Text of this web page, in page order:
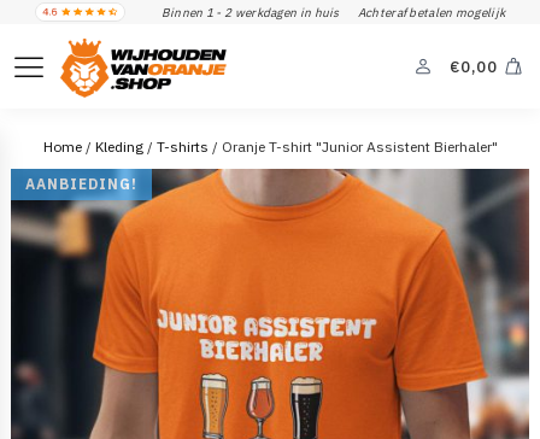
Binnen 1 - 2 werkdagen in huis Achteraf betalen mogelijk
€0,00
Home/ Kleding/ T-shirts / Oranje T-shirt "Junior Assistent Bierhaler"
AANBIEDING!